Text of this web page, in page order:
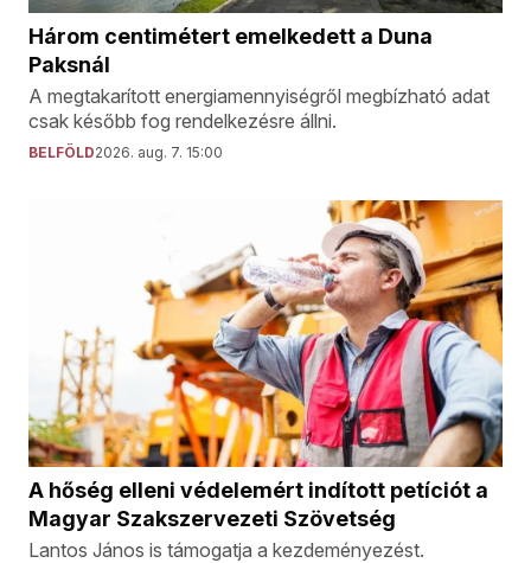
Három centimétert emelkedett a Duna
Paksnál
A megtakarított energiamennyiségről megbízható adat
csak később fog rendelkezésre állni.
BELFÖLD2026. aug. 7. 15:00
A hőség elleni védelemért indított petíciót a
Magyar Szakszervezeti Szövetség
Lantos János is támogatja a kezdeményezést.